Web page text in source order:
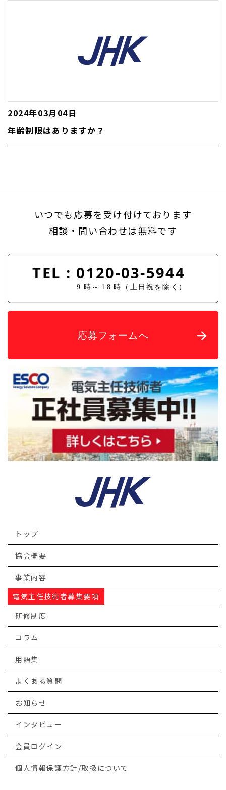
2024年03月04日
年齢制限はありますか？
いつでも応募を受け付けております
相談・問い合わせは無料です
トップ
協会概要
事業内容
電気主任技術者募集要項
研修制度
コラム
用語集
よくある質問
お知らせ
インタビュー
会員ログイン
個人情報保護方針/取扱について